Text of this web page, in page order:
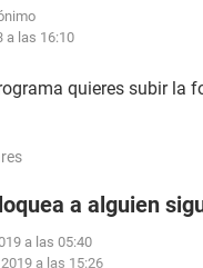
a las 16:10
quieres subir la
a alguien
a las 05:40
a las 15:26